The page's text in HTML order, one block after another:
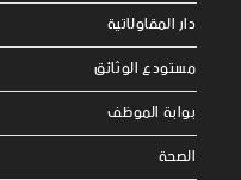
دار المقاولاتية
مستودع الوثائق
بوابة الموظف
الصحة